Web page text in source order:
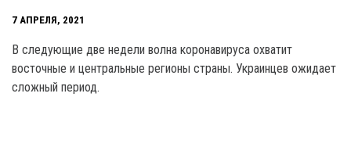
7 АПРЕЛЯ, 2021
В следующие две недели волна коронавируса охватит
восточные и центральные регионы страны. Украинцев ожидает
сложный период.